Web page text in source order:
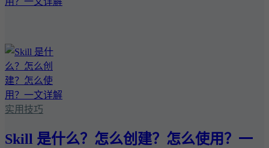
实用技巧
Skill 是什么？怎么创建？怎么使用？一